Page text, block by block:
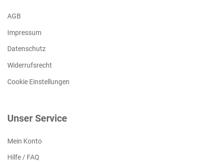
AGB
Impressum
Datenschutz
Widerrufsrecht
Cookie Einstellungen
Unser Service
Mein Konto
Hilfe / FAQ